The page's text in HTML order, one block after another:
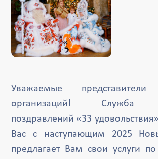
Уважаемые представители
организаций! Служба
поздравлений «33
Вас с наступающим 2025
предлагает Вам свои услуги